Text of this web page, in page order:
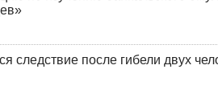
следствие после гибели двух